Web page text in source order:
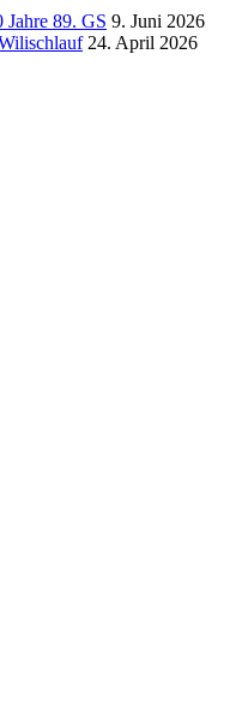
89. GS 9. Juni 2026
24. April 2026